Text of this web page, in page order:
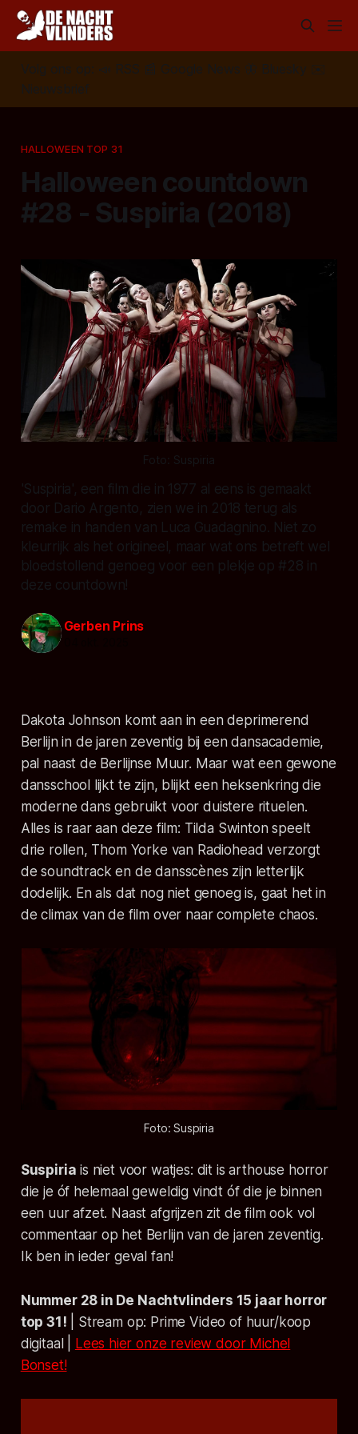
Volg ons op: 📣 RSS 📰 Google News 🦋 Bluesky
✉️
Nieuwsbrief
HALLOWEEN TOP 31
Halloween countdown
#28 - Suspiria (2018)
Foto: Suspiria
'Suspiria', een film die in 1977 al eens is gemaakt
door Dario Argento, zien we in 2018 terug als
remake in handen van Luca Guadagnino. Niet zo
kleurrijk als het origineel, maar wat ons betreft wel
bloedstollend genoeg voor een plekje op #28 in
deze countdown!
Gerben Prins
Dakota Johnson komt aan in een deprimerend
Berlijn in de jaren zeventig bij een dansacademie,
pal naast de Berlijnse Muur. Maar wat een gewone
dansschool lijkt te zijn, blijkt een heksenkring die
moderne dans gebruikt voor duistere rituelen.
Alles is raar aan deze film: Tilda Swinton speelt
drie rollen, Thom Yorke van Radiohead verzorgt
de soundtrack en de dansscènes zijn letterlijk
dodelijk. En als dat nog niet genoeg is, gaat het in
de climax van de film over naar complete chaos.
Foto: Suspiria
Suspiria is niet voor watjes: dit is arthouse horror
die je óf helemaal geweldig vindt óf die je binnen
een uur afzet. Naast afgrijzen zit de film ook vol
commentaar op het Berlijn van de jaren zeventig.
Ik ben in ieder geval fan!
Nummer 28 in De Nachtvlinders 15 jaar horror
top 31! | Stream op: Prime Video of huur/koop
digitaal | Lees hier onze review door Michel
Bonset!